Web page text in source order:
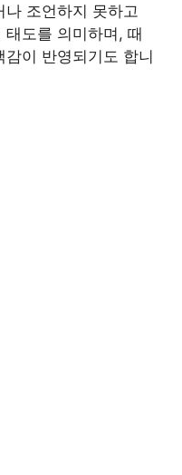
조언하지 못하고
도를 의미하며, 때
이 반영되기도 합니